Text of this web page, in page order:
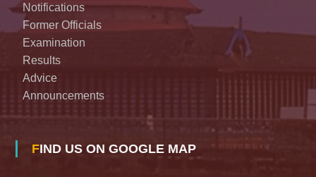
Notifications
Former Officials
Examination
Results
Advice
Announcements
FIND US ON GOOGLE MAP